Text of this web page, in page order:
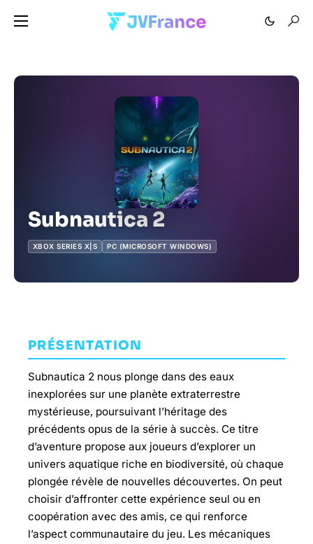
Subnautica 2
XBOX SERIES X|S PC (MICROSOFT WINDOWS)
PRÉSENTATION
Subnautica 2 nous plonge dans des eaux
inexplorées sur une planète extraterrestre
mystérieuse, poursuivant l’héritage des
précédents opus de la série à succès. Ce titre
d’aventure propose aux joueurs d’explorer un
univers aquatique riche en biodiversité, où chaque
plongée révèle de nouvelles découvertes. On peut
choisir d’affronter cette expérience seul ou en
coopération avec des amis, ce qui renforce
l’aspect communautaire du jeu. Les mécaniques